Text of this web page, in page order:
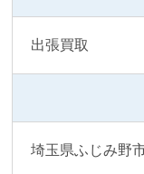
出張買取
埼玉県ふじみ野